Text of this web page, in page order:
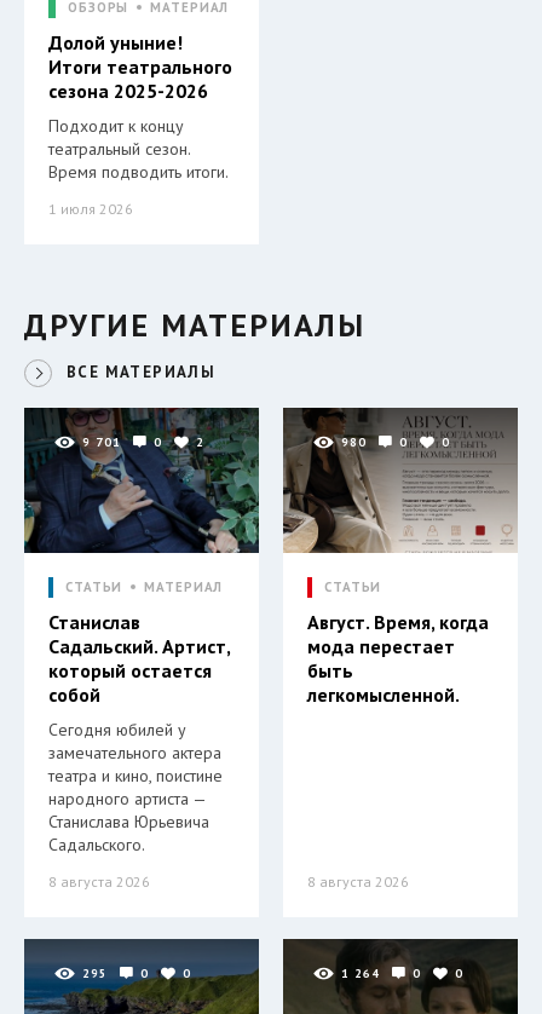
ОБЗОРЫ МАТЕРИАЛ
Долой уныние!
Итоги театрального
сезона 2025-2026
Подходит к концу
театральный сезон.
Время подводить итоги.
1 июля 2026
ДРУГИЕ МАТЕРИАЛЫ
ВСЕ МАТЕРИАЛЫ
9 701 0 2
СТАТЬИ МАТЕРИАЛ
Станислав
Садальский. Артист,
который остается
собой
Сегодня юбилей у
замечательного актера
театра и кино, поистине
народного артиста —
Станислава Юрьевича
Садальского.
8 августа 2026
980 0 0
СТАТЬИ
Август. Время, когда
мода перестает
быть
легкомысленной.
8 августа 2026
295 0 0 1 264 0 0